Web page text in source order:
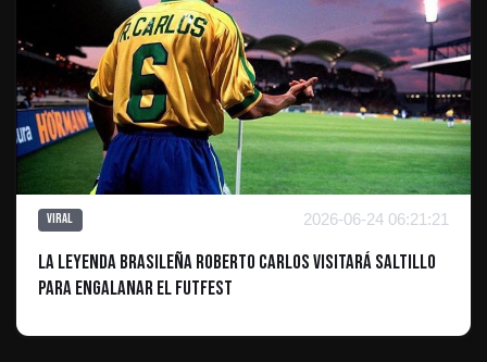
Viral 2026-06-24 06:21:21
La leyenda brasileña Roberto Carlos visitará Saltillo
para engalanar el Futfest